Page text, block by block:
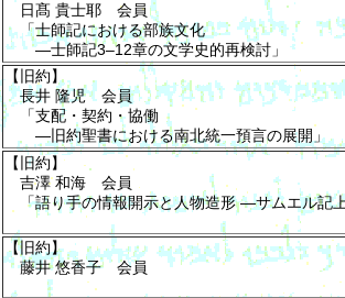
日髙 貴士耶 会員
「⼠師記における部族⽂化
―⼠師記3–12章の⽂学史的再検討」
【旧約】
長井 隆児 会員
「支配・契約・協働
―旧約聖書における南北統一預言の展開」
【旧約】
吉澤 和海 会員
「語り手の情報開示と人物造形 ―サムエル記
【旧約】
藤井 悠香子 会員